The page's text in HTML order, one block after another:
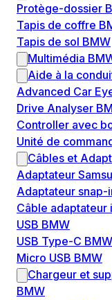
Protège-dossier
Tapis de coffre
Tapis de sol BMW
Multimédia
Aide à la
Advanced Car
Drive Analyser
Controller avec
Unité de
Câbles et
Adaptateur
Adaptateur snap-
Câble adaptateur
USB BMW
USB Type-C BMW
Micro USB BMW
Chargeur et
BMW